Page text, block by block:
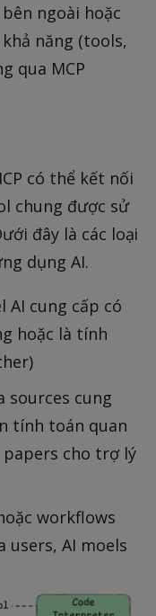
ngoài hoặc
năng (tools,
qua MCP
có thể kết nối
chung được sử
đây là các loại
dụng AI.
AI cung cấp có
hoặc là tính
sources cung
tính toán quan
cho trợ lý
workflows
users, AI moels